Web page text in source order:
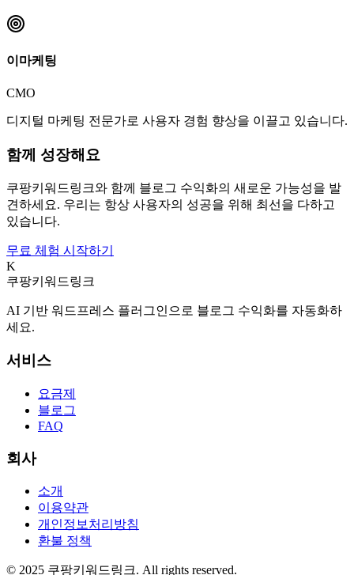
이마케팅
CMO
디지털 마케팅 전문가로 사용자 경험 향상을 이끌고 있습니다.
함께 성장해요
쿠팡키워드링크와 함께 블로그 수익화의 새로운 가능성을 발
견하세요. 우리는 항상 사용자의 성공을 위해 최선을 다하고
있습니다.
무료 체험 시작하기
K
쿠팡키워드링크
AI 기반 워드프레스 플러그인으로 블로그 수익화를 자동화하
세요.
서비스
요금제
블로그
FAQ
회사
소개
이용약관
개인정보처리방침
환불 정책
© 2025 쿠팡키워드링크. All rights reserved.